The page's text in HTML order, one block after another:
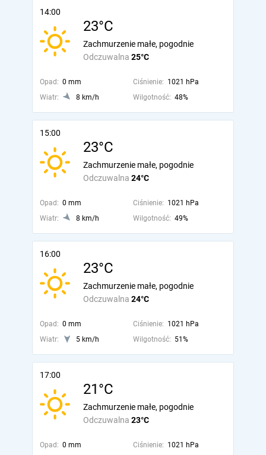
14:00
23°C
Odczuwalna 25°C
Zachmurzenie małe, pogodnie
Opad: 0 mm Ciśnienie: 1021 hPa
Wiatr:
8 km/h Wilgotność: 48%
15:00
23°C
Odczuwalna 24°C
Zachmurzenie małe, pogodnie
Opad: 0 mm Ciśnienie: 1021 hPa
Wiatr:
8 km/h Wilgotność: 49%
16:00
23°C
Odczuwalna 24°C
Zachmurzenie małe, pogodnie
Opad: 0 mm Ciśnienie: 1021 hPa
Wiatr:
5 km/h Wilgotność: 51%
17:00
21°C
Odczuwalna 23°C
Zachmurzenie małe, pogodnie
Opad: 0 mm Ciśnienie: 1021 hPa